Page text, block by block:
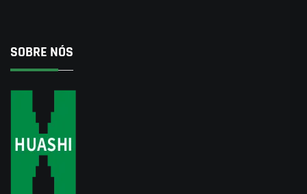
SOBRE NÓS